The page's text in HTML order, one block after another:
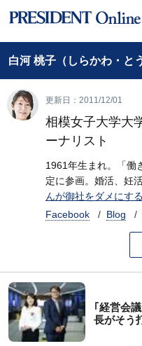
白河 桃子（しらかわ・と
更新日：2011/12/01
相模女子大学大
ーナリスト
1961年生まれ。「働
定に参画。婚活、妊
んが御社をダメにする
Facebook
Blog
｢経営会
長がそう